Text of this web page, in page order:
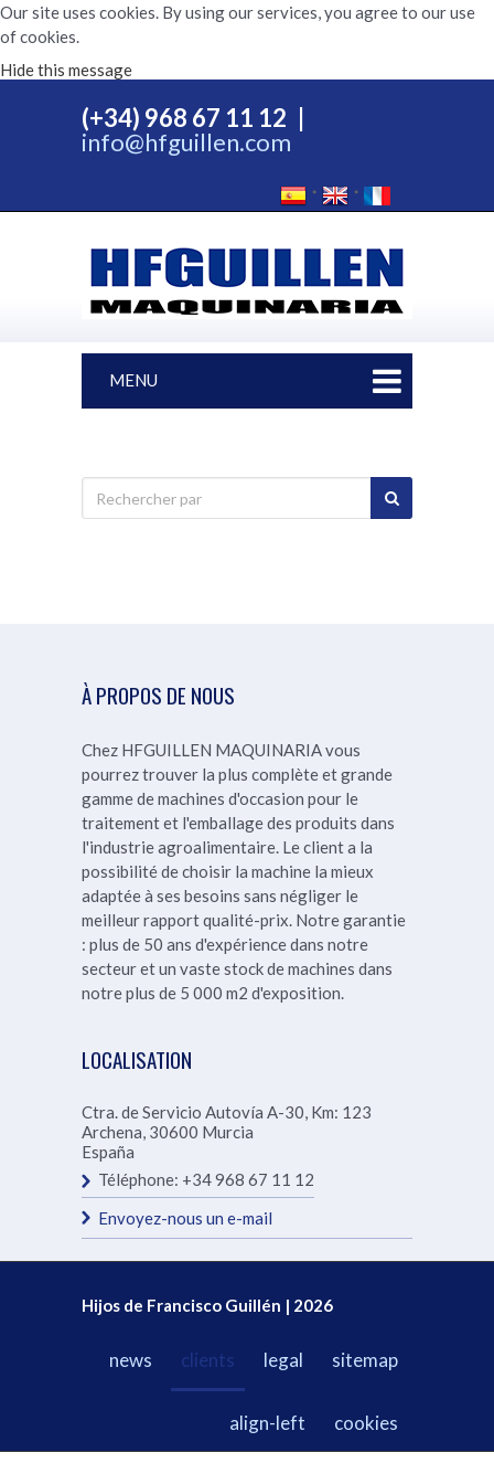
Our site uses cookies. By using our services, you agree to our use
of cookies.
Hide this message
(+34) 968 67 11 12
info@hfguillen.com
MENU
À PROPOS DE NOUS
Chez HFGUILLEN MAQUINARIA vous
pourrez trouver la plus complète et grande
gamme de machines d'occasion pour le
traitement et l'emballage des produits dans
l'industrie agroalimentaire. Le client a la
possibilité de choisir la machine la mieux
adaptée à ses besoins sans négliger le
meilleur rapport qualité-prix. Notre garantie
: plus de 50 ans d'expérience dans notre
secteur et un vaste stock de machines dans
notreplus de 5 000 m2 d'exposition.
LOCALISATION
Ctra. de Servicio Autovía A-30, Km: 123
Archena, 30600 Murcia
España
Téléphone: +34 968 67 11 12
Envoyez-nous un e-mail
Hijos de Francisco Guillén | 2026
sitemap
legal
clients
news
cookies
align-left